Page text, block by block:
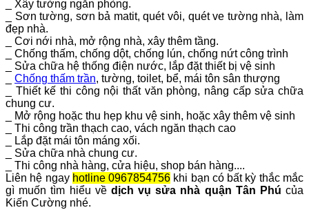
_ Xây tường ngăn phòng.
_ Sơn tường, sơn bả matit, quét vôi, quét ve tường nhà, làm
đẹp nhà.
_ Cơi nới nhà, mở rộng nhà, xây thêm tầng.
_ Chống thấm, chống dột, chống lún, chống nứt công trình
_ Sửa chữa hệ thống điện nước, lắp đặt thiết bị vệ sinh
Chống thấm trần, tường, toilet, bể, mái tôn sân thượng
_ Thiết kế thi công nội thất văn phòng, nâng cấp sửa chữa
chung cư.
_ Mở rộng hoặc thu hẹp khu vệ sinh, hoặc xây thêm vệ sinh
_ Thi công trần thạch cao, vách ngăn thạch cao
_ Lắp đặt mái tôn máng xối.
_ Sửa chữa nhà chung cư.
_ Thi công nhà hàng, cửa hiệu, shop bán hàng....
Liên hệ ngay hotline 0967854756 khi bạn có bất kỳ thắc mắc
gì muốn tìm hiểu về dịch vụ sửa nhà quận Tân Phúcủa
Kiến Cường nhé.